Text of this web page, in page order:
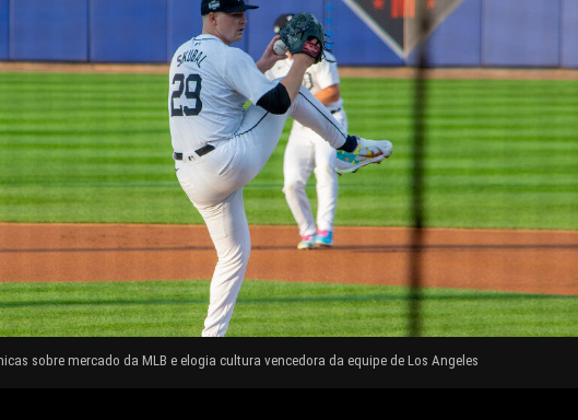
sobre mercado da MLB e elogia cultura vencedora da equipe de Los Angeles